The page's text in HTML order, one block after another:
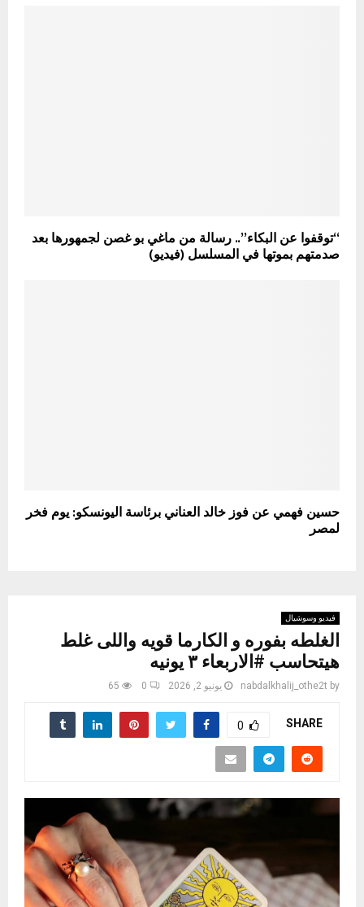
“توقفوا عن البكاء”.. رسالة من ماغي بو غصن لجمهورها بعد
صدمتهم بموتها في المسلسل (فيديو)
حسين فهمي عن فوز خالد العناني برئاسة اليونسكو: يوم فخر
لمصر
فيديو وسوشيال
الغلطه بفوره و الكارما قويه واللى غلط
هيتحاسب #الاربعاء ٣ يونيه
by
nabdalkhalij_othe2t يونيو 2, 2026 0
65
SHARE
0